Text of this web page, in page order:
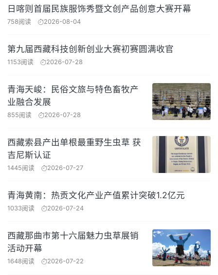
日喀则首届民族服饰秀暨文创产品创意大赛开幕
758阅读 2026-08-04
第九届西藏科技创新创业大赛初赛圆满收官
1153阅读 2026-07-28
青海天峻：民俗文旅与特色畜牧产
业融合发展
855阅读 2026-07-28
西藏索县产出单根最重野生虫草 获
吉尼斯认证
1445阅读 2026-07-27
青海黄南：热贡文化产业产值累计突破1.2亿元
1033阅读 2026-07-24
西藏那曲市第十六届魅力虫草展销
活动开幕
1648阅读 2026-07-22